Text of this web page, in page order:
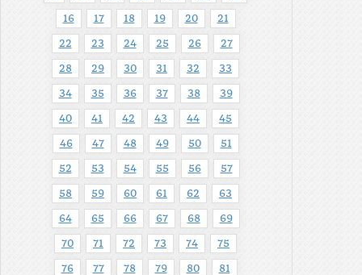
16 17 18 19 20 21
22 23 24 25 26 27
28 29 30 31 32 33
34 35 36 37 38 39
40 41 42 43 44 45
46 47 48 49 50 51
52 53 54 55 56 57
58 59 60 61 62 63
64 65 66 67 68 69
70 71 72 73 74 75
76 77 78 79 80 81